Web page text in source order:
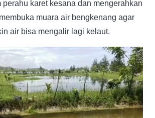
karet kesana dan mengerahkan
muara air bengkenang agar
air bisa mengalir lagi kelaut.